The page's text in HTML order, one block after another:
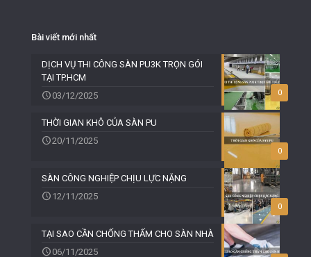
Bài viết mới nhất
0
DỊCH VỤ THI CÔNG SÀN PU3K TRỌN GÓI
TẠI TP.HCM
03/12/2025
0
THỜI GIAN KHÔ CỦA SÀN PU
20/11/2025
0
SÀN CÔNG NGHIỆP CHỊU LỰC NẶNG
12/11/2025
TẠI SAO CẦN CHỐNG THẤM CHO SÀN NHÀ
06/11/2025